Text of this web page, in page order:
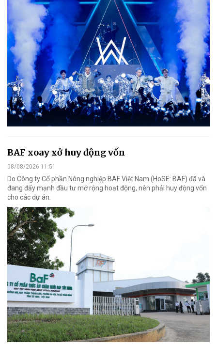
BAF xoay xở huy động vốn
08/08/2026 11:51
Do Công ty Cổ phần Nông nghiệp BAF Việt Nam (HoSE: BAF) đã và
đang đẩy mạnh đầu tư mở rộng hoạt động, nên phải huy động vốn
cho các dự án.